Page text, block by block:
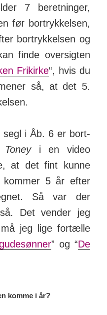
7 beret­ninger,
før bort­ryk­kelsen,
bort­ryk­kelsen og
finde over­sigten
Fri­kirke“, hvis du
så, at det 5.
i Åb. 6 er bort­
i en video
at det fint kunne
kommer 5 år efter
Så var der
Det vender jeg
jeg lige for­tælle
” og “De
komme i år?